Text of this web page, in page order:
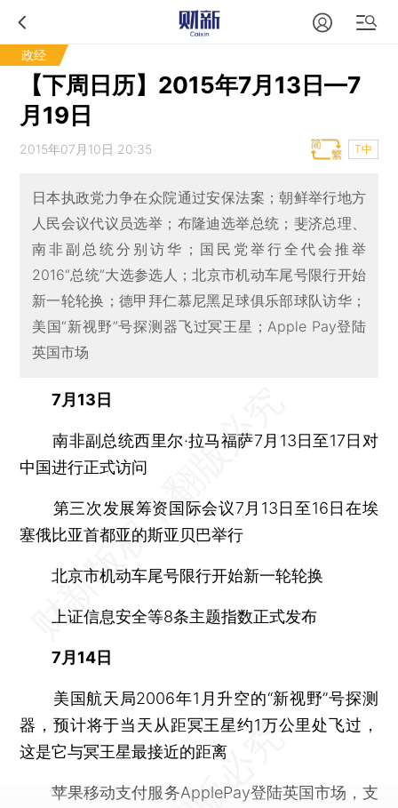
政经
【下周日历】2015年7月13日—7
月19日
2015年07月10日 20:35 T中
日本执政党力争在众院通过安保法案；朝鲜举行地方
人民会议代议员选举；布隆迪选举总统；斐济总理、
南非副总统分别访华；国民党举行全代会推举
2016“总统”大选参选人；北京市机动车尾号限行开始
新一轮轮换；德甲拜仁慕尼黑足球俱乐部球队访华；
美国“新视野”号探测器飞过冥王星；Apple Pay登陆
英国市场
7月13日
南非副总统西里尔·拉马福萨7月13日至17日对
中国进行正式访问
第三次发展筹资国际会议7月13日至16日在埃
塞俄比亚首都亚的斯亚贝巴举行
北京市机动车尾号限行开始新一轮轮换
上证信息安全等8条主题指数正式发布
7月14日
美国航天局2006年1月升空的“新视野”号探测
器，预计将于当天从距冥王星约1万公里处飞过，
这是它与冥王星最接近的距离
苹果移动支付服务ApplePay登陆英国市场，支